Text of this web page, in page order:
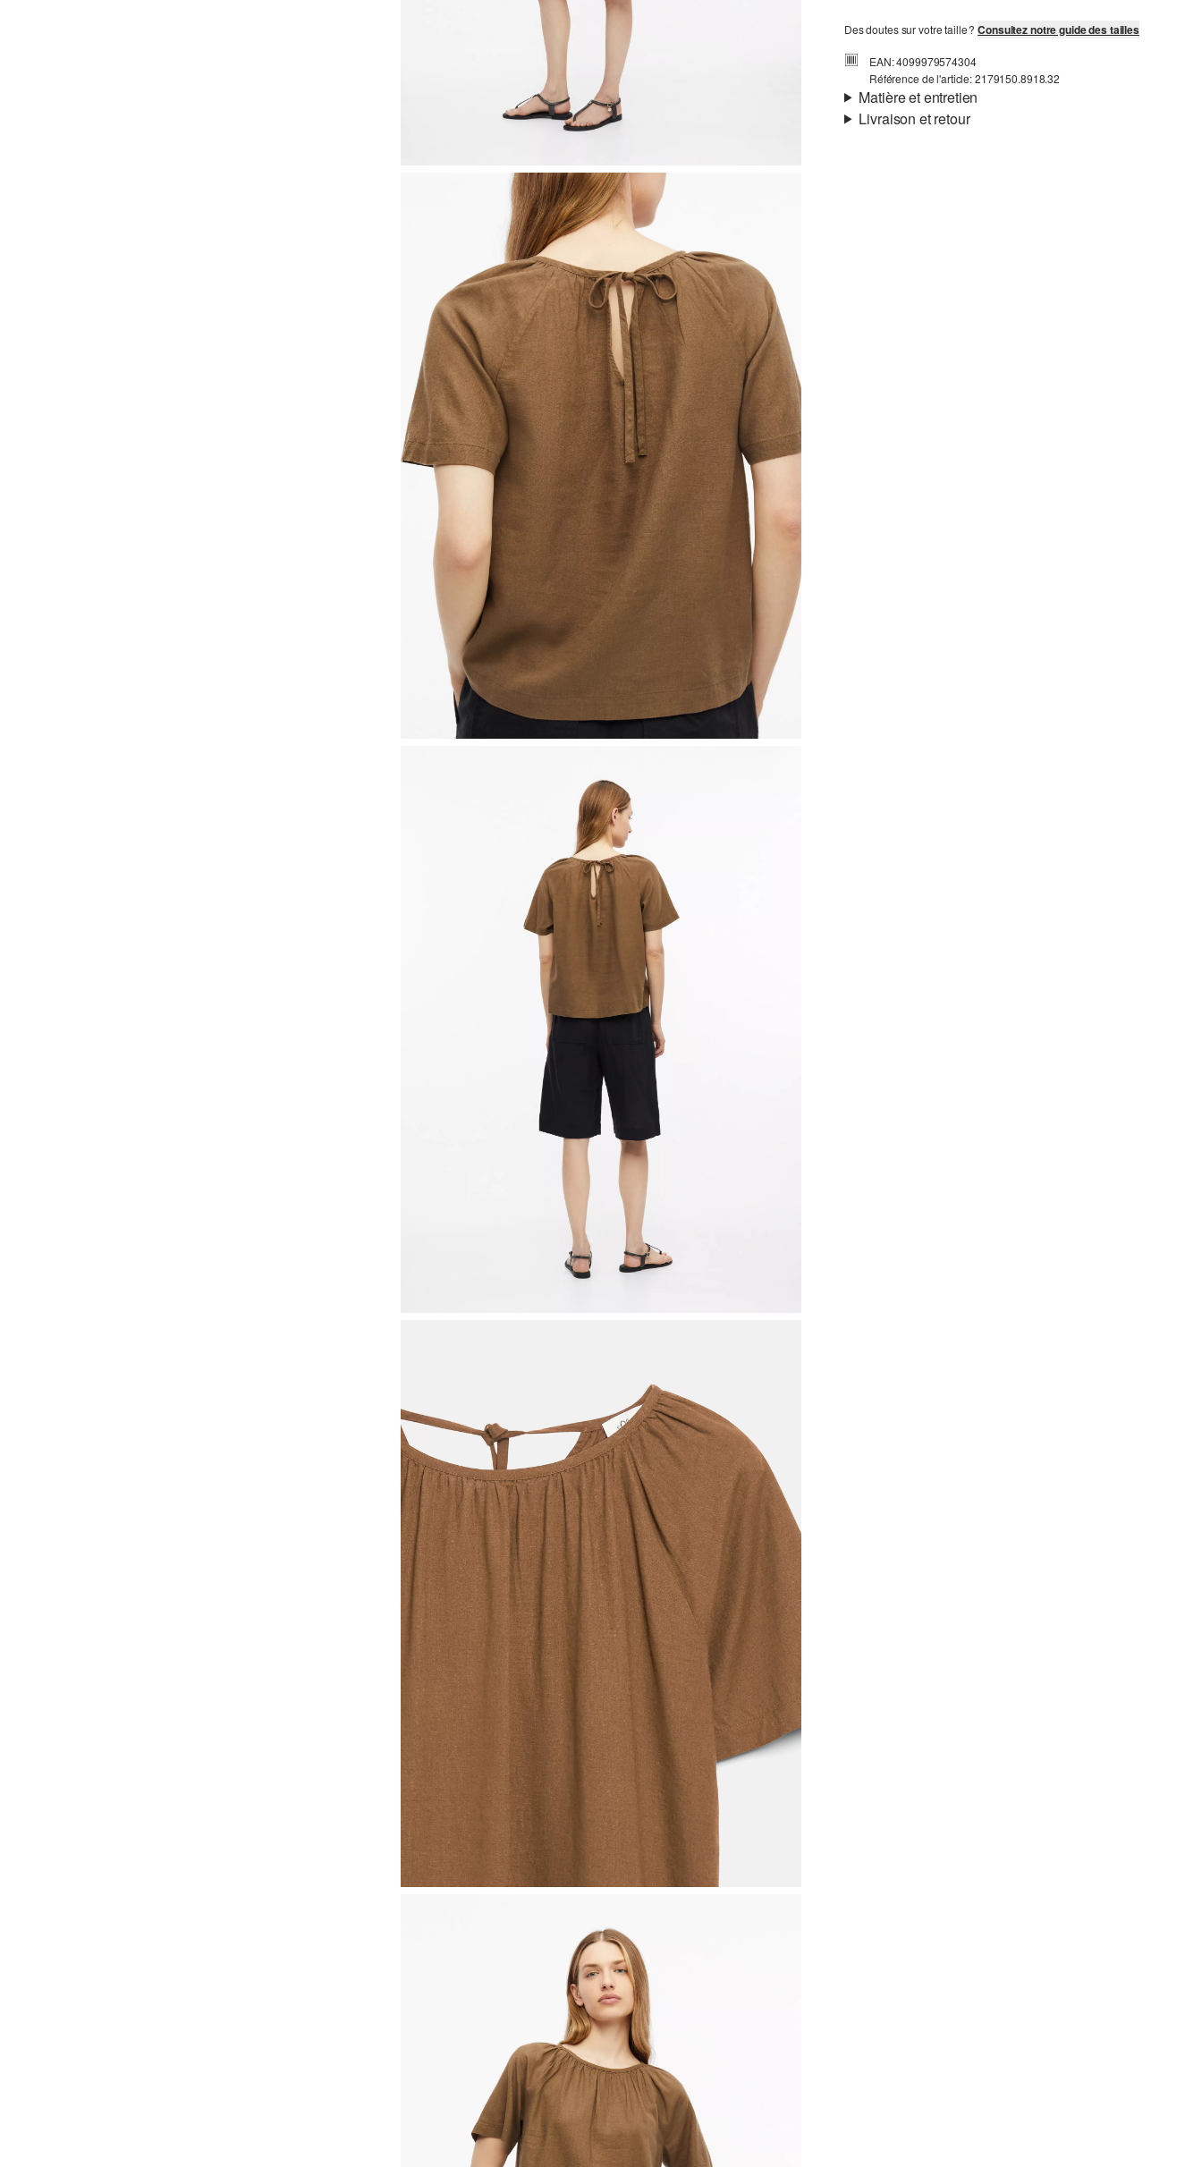
Des doutes sur votre taille ?Consultez notre guide des tailles
EAN: 4099979574304
Référence de l'article: 2179150.8918.32
Matière et entretien
Livraison et retour